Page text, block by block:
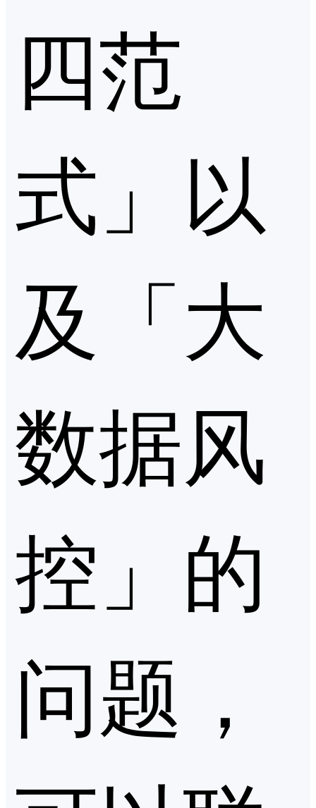
四范
式」以
及「大
数据风
控」的
问题，